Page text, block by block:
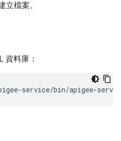
立檔案。
資料庫：
service/bin/apigee-